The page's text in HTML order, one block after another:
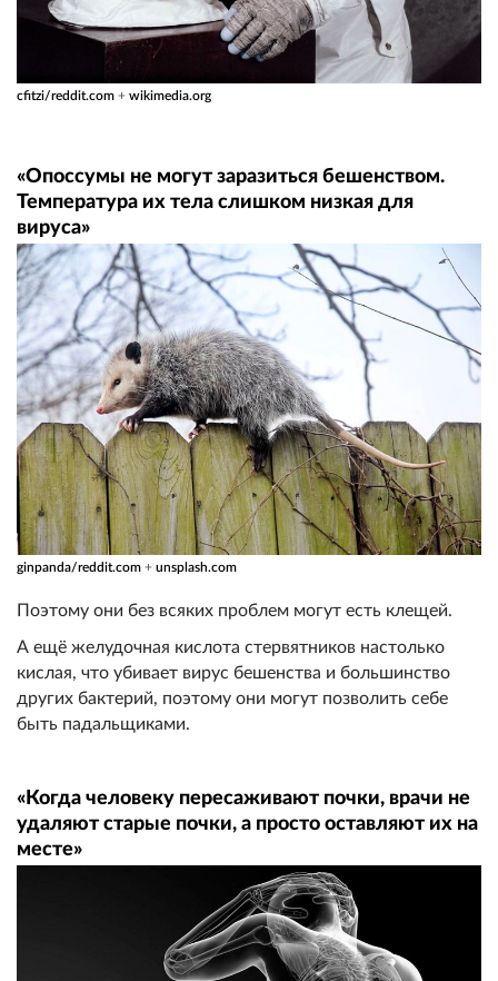
cfitzi/reddit.com + wikimedia.org
«Опоссумы не могут заразиться бешенством.
Температура их тела слишком низкая для
вируса»
ginpanda/reddit.com + unsplash.com
Поэтому они без всяких проблем могут есть клещей.
А ещё желудочная кислота стервятников настолько
кислая, что убивает вирус бешенства и большинство
других бактерий, поэтому они могут позволить себе
быть падальщиками.
«Когда человеку пересаживают почки, врачи не
удаляют старые почки, а просто оставляют их на
месте»